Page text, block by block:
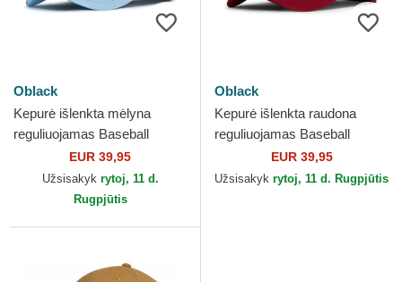
Oblack
Kepurė išlenkta mėlyna
reguliuojamas Baseball
Peach OBL104 Oblack
EUR 39,95
Užsisakyk rytoj, 11 d.
Rugpjūtis
Oblack
Kepurė išlenkta raudona
reguliuojamas Baseball
Peach OLB044 Oblack
EUR 39,95
Užsisakyk rytoj, 11 d. Rugpjūtis